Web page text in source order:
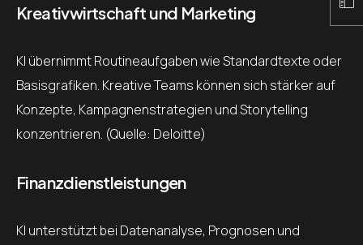
Kreativwirtschaft und Marketing
KI übernimmt Routineaufgaben wie Standardtexte oder
Basisgrafiken. Kreative Teams können sich stärker auf
Konzepte, Kampagnenstrategien und Storytelling
konzentrieren. (Quelle: Deloitte)
Finanzdienstleistungen
KI unterstützt bei Datenanalyse, Prognosen und